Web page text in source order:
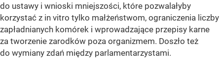
do ustawy i wnioski mniejszości, które pozwalałyby
korzystać z in vitro tylko małżeństwom, ograniczenia liczby
zapładnianych komórek i wprowadzające przepisy karne
za tworzenie zarodków poza organizmem. Doszło też
do wymiany zdań między parlamentarzystami.